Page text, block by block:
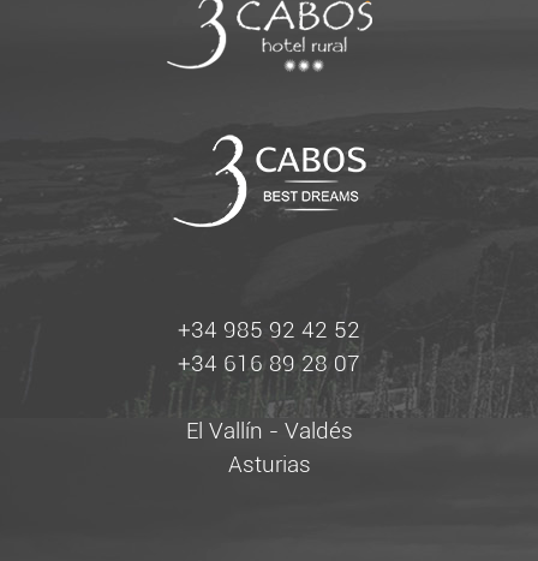
+34 985 92 42 52
+34 616 89 28 07
El Vallín - Valdés
Asturias